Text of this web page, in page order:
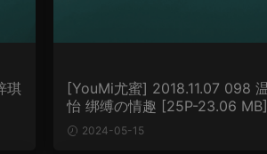
琪
[YouMi尤蜜] 2018.11.07 098
怡 绑缚の情趣 [25P-23.06 MB]
2024-05-15